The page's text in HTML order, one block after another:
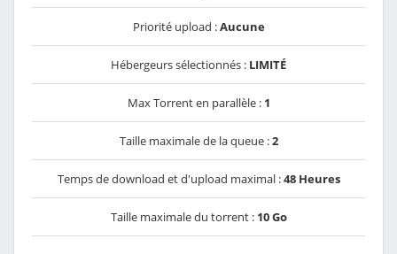
Priorité upload :Aucune
Hébergeurs sélectionnés : LIMITÉ
Max Torrent en parallèle : 1
Taille maximale de la queue :2
Temps de download et d'upload maximal :48 Heures
Taille maximale du torrent : 10 Go